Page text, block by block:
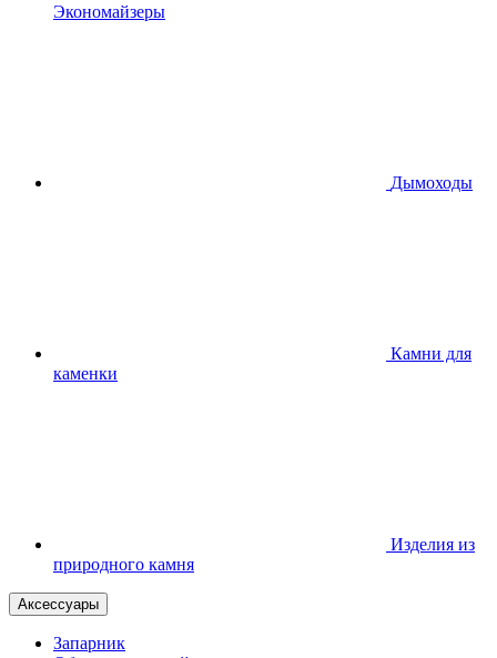
Экономайзеры
Дымоходы
Камни для
каменки
Изделия из
природного камня
Аксессуары
Запарник